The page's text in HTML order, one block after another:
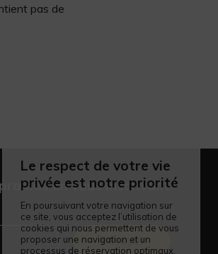
pas de
en vous inscrivant
Envoyer
Le respect de votre vie
privée est notre priorité
En poursuivant votre navigation sur
ce site, vous acceptez l’utilisation de
cookies qui nous permettent de vous
proposer une navigation et un
processus de réservation optimaux.